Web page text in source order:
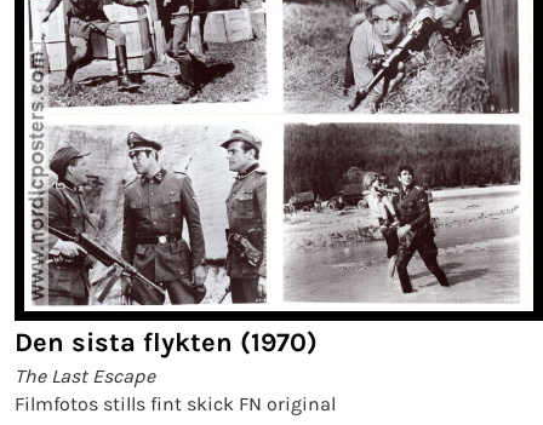
Den sista flykten (1970)
The Last Escape
Filmfotos stills fint skick FN original